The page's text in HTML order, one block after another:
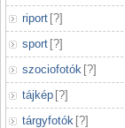
riport [?]
sport [?]
szociofotók [?]
tájkép [?]
tárgyfotók [?]